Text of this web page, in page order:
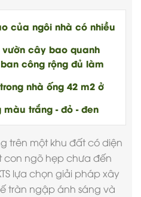
của ngôi nhà có nhiều
cây bao quanh
công rộng đủ làm
nhà ống 42 m2 ở
trắng - đỏ - đen
trên một khu đất có diện
con ngõ hẹp chưa đến
lựa chọn giải phápxây
tràn ngập ánh sáng và